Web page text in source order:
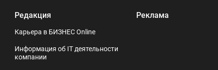
Редакция
Карьера в БИЗНЕС Online
Информация об IT деятельности
компании
Реклама